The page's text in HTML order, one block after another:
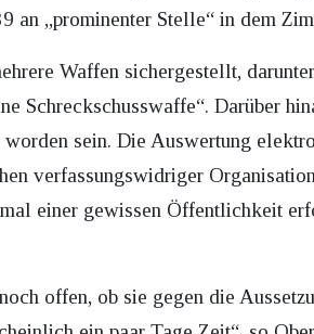
an „prominenter Stelle“ in dem
Waffen sichergestellt,
Schreckschusswaffe“. Darüber
sein. Die Auswertung
verfassungswidriger
einer gewissen Öffentlichkeit
offen, ob sie gegen die